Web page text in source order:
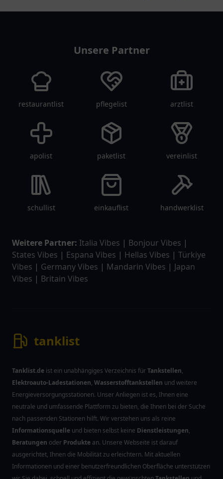
Unsere Partner
restaurantlist pflegelist arztlist
apolist paketlist vereinlist
schullist einkauflist handwerklist
Weitere Partner: Italia Vibes | Bonjour Vibes |
States Vibes | Espana Vibes | Hellas Vibes | Türkiye
Vibes | Germany Vibes | Mandarin Vibes | Japan
Vibes | Britain Vibes
tanklist
Tanklist.de ist ein unabhängiges Verzeichnis fürTankstellen,
Elektroauto-Ladestationen, Wasserstofftankstellen und weitere
Energieversorgungsstationen. Unser Anliegen ist es, Ihnen eine
neutrale und umfassende Plattform zu bieten, die Ihnen bei der Suche
nach passenden Stationen hilft. Wir verstehen uns als reine
Informationsquelle und bieten selbst keine Dienstleistungen,
Beratungen oder Produkte an. Unsere Webseite ist darauf
ausgerichtet, Ihnen die Mobilität zu erleichtern. Mit aktuellen
Informationen und einer benutzerfreundlichen Oberfläche unterstützen